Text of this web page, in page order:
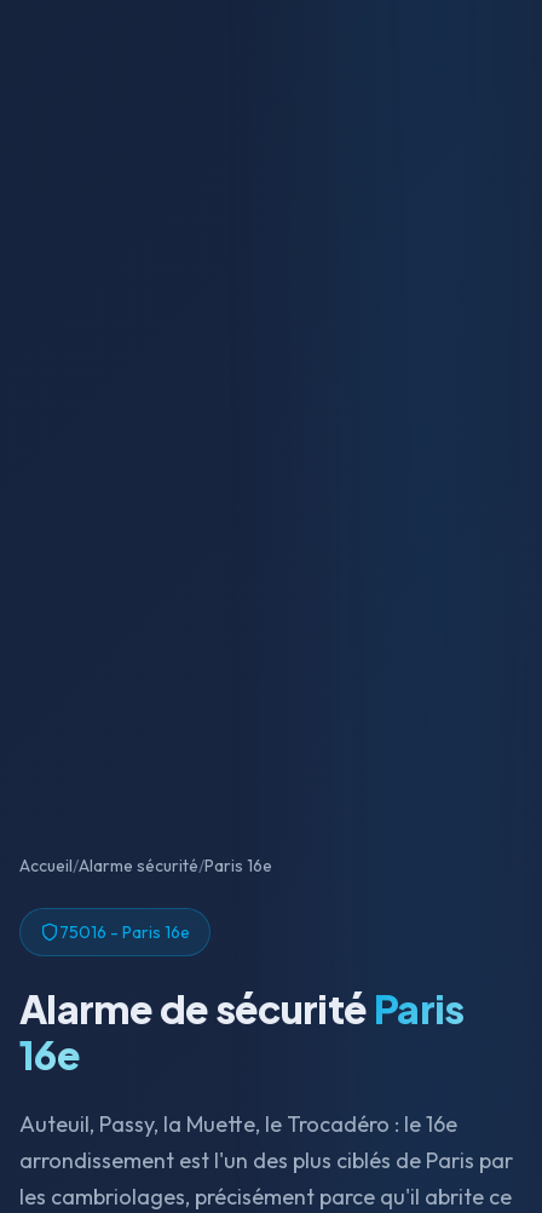
Accueil/Alarme sécurité/Paris 16e
75016 - Paris 16e
Alarme de sécurité Paris
16e
Auteuil, Passy, la Muette, le Trocadéro : le 16e
arrondissement est l'un des plus ciblés de Paris par
les cambriolages, précisément parce qu'il abrite ce